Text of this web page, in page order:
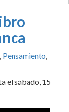
, Pensamiento,
el sábado, 15